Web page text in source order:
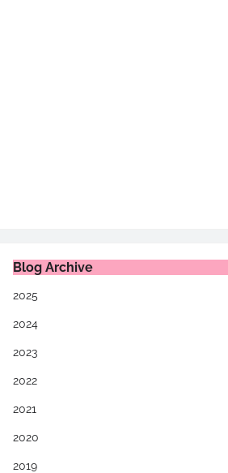
Blog Archive
2025
2024
2023
2022
2021
2020
2019